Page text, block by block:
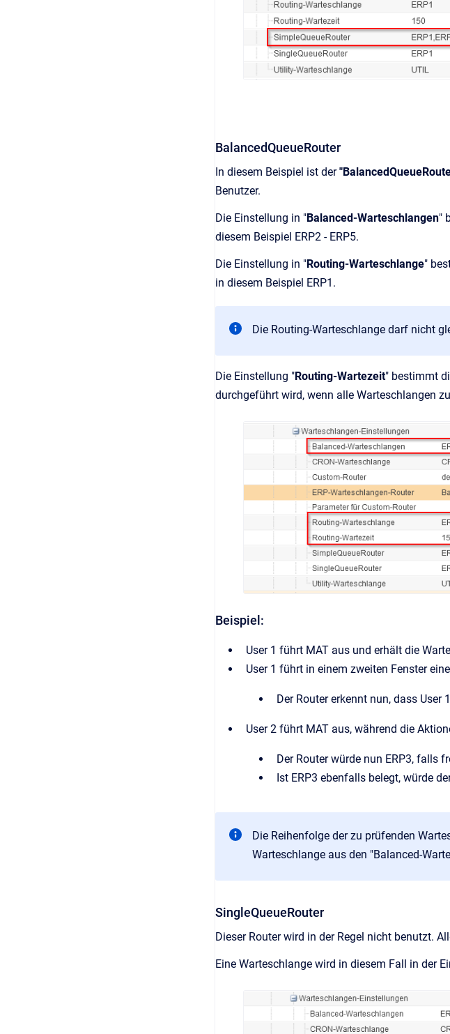
BalancedQueueRouter
In diesem Beispiel ist der
Benutzer.
Die Einstellung in "Balanced-Warteschlangen"
diesem Beispiel ERP2 - ERP5.
Die Einstellung in "Routing-Warteschlange"
in diesem Beispiel ERP1.
Die Routing-Warteschlange darf nicht
Die Einstellung "Routing-Wartezeit" bestimmt
durchgeführt wird, wenn alle Warteschlangen
Beispiel:
User 1 führt MAT aus und erhält die
User 1 führt in einem zweiten Fenster
Der Router erkennt nun, dass
User 2 führt MAT aus, während die
Der Router würde nun ERP3, falls
Ist ERP3 ebenfalls belegt, würde
Die Reihenfolge der zu prüfenden
Warteschlange aus den "Balanced-
SingleQueueRouter
Dieser Router wird in der Regel nicht benutzt.
Eine Warteschlange wird in diesem Fall in der